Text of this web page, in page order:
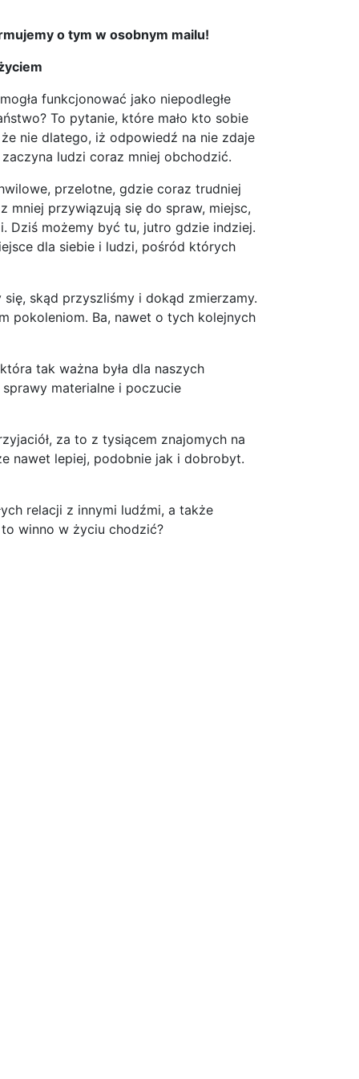
o tym w osobnym mailu!
funkcjonować jako niepodległe
To pytanie, które mało kto sobie
nie dlatego, iż odpowiedź na nie zdaje
ludzi coraz mniej obchodzić.
przelotne, gdzie coraz trudniej
mniej przywiązują się do spraw, miejsc,
Dziś możemy być tu, jutro gdzie indziej.
dla siebie i ludzi, pośród których
skąd przyszliśmy i dokąd zmierzamy.
pokoleniom. Ba, nawet o tych kolejnych
tak ważna była dla naszych
materialne i poczucie
za to z tysiącem znajomych na
nawet lepiej, podobnie jak i dobrobyt.
relacji z innymi ludźmi, a także
winno w życiu chodzić?